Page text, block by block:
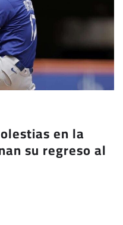
en la
su regreso al